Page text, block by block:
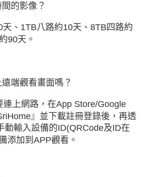
的影像？
、1TB八路約10天、8TB四路約
90天。
端觀看畫面嗎？
連上網路，在App Store/Google
』並下載註冊登錄後，再透
動輸入設備的ID(QRCode及ID在
添加到APP觀看。